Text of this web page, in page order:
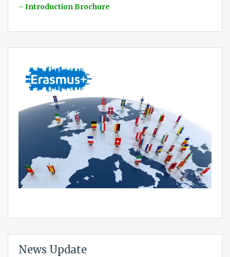
– Introduction Brochure
News Update